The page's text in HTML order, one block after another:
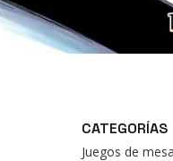
CATEGORÍAS
Juegos de mesa